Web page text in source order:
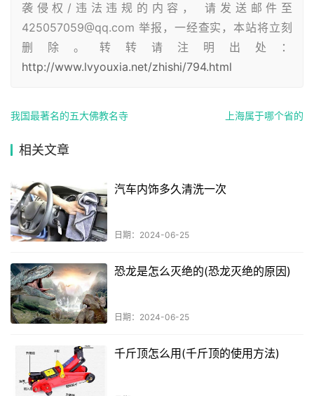
袭侵权/违法违规的内容， 请发送邮件至
425057059@qq.com 举报，一经查实，本站将立刻
删除。转转请注明出处：
http://www.lvyouxia.net/zhishi/794.html
我国最著名的五大佛教名寺 上海属于哪个省的
相关文章
汽车内饰多久清洗一次
日期：2024-06-25
恐龙是怎么灭绝的(恐龙灭绝的原因)
日期：2024-06-25
千斤顶怎么用(千斤顶的使用方法)